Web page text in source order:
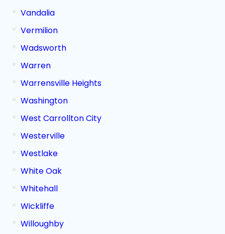
Vandalia
Vermilion
Wadsworth
Warren
Warrensville Heights
Washington
West Carrollton City
Westerville
Westlake
White Oak
Whitehall
Wickliffe
Willoughby